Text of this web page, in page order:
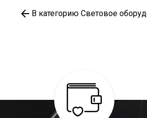
В категорию Световое